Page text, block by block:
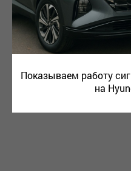
Показываем работу
на